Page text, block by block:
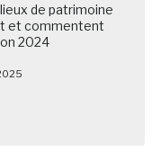
de patrimoine
et commentent
2024